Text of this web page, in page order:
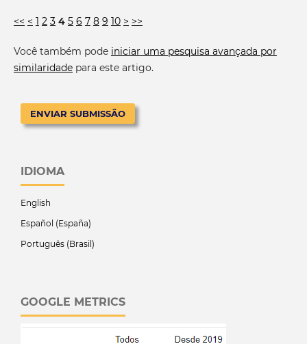
<< < 1 2 3 4 5 6 7 8 9 10 > >>
Você também pode iniciar uma pesquisa avançada por
similaridadepara este artigo.
ENVIAR SUBMISSÃO
IDIOMA
English
Español (España)
Português (Brasil)
GOOGLE METRICS